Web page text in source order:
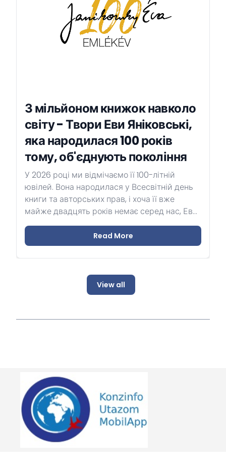
З мільйоном книжок навколо
світу - Твори Еви Яніковські,
яка народилася 100 років
тому, об'єднують покоління
У 2026 році ми відмічаємо її 100-літній
ювілей. Вона народилася у Всесвітній день
книги та авторських прав, і хоча її вже
майже двадцять років немає серед нас, Ева
Яніковські продовжує жити у своїх творах:
вона вчить нас дивитися на світ з гумором і
любов'ю. Видавництво Móra і Літературний
Фонд Єви Яніковські з нагоди сторіччя
пам’яті, на протязі якого заслужену постать
всесвітньо відомої письменниці буде
видань, аудіо книг, проведенням заходів
Read More
View all